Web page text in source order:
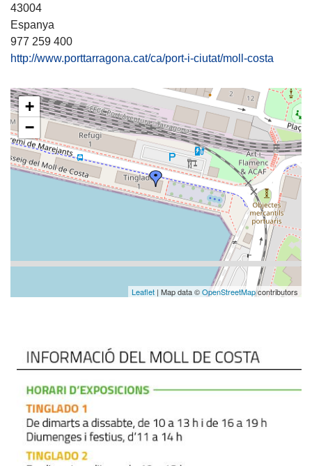
43004
Espanya
977 259 400
http://www.porttarragona.cat/ca/port-i-ciutat/moll-costa
+
−
Leaflet | Map data ©OpenStreetMapcontributors